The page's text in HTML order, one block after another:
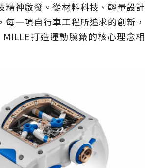
精神啟發。從材料科技、輕量設計
每一項自行車工程所追求的創新，
MILLE打造運動腕錶的核心理念相